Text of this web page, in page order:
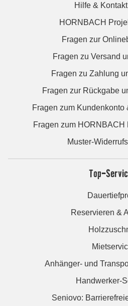
Hilfe &
HORNBACH
Fragen zur
Fragen zu Versand
Fragen zu Zahlung
Fragen zur Rückgabe
Fragen zum Kundenkonto
Fragen zum HORNBACH
Muster-
Top-
Reservieren &
Anhänger- und
Handwerker-
Seniovo: